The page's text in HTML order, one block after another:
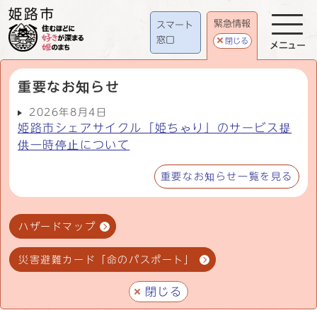
スマート
窓口
緊急情報
閉じる
重要なお知らせ
2026年8月4日
姫路市シェアサイクル「姫ちゃり」のサービス提
供一時停止について
重要なお知らせ一覧を見る
ハザードマップ
災害避難カード「命のパスポート」
閉じる
メニュー